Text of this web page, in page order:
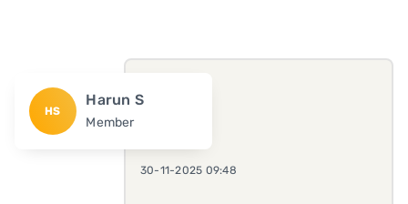
HS
Harun S
Member
30-11-2025 09:48